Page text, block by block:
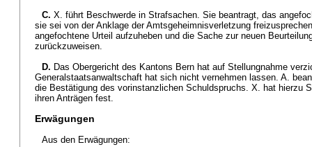
C. X. führt Beschwerde in Strafsachen. Sie beantragt, das
sie sei von der Anklage der Amtsgeheimnisverletzung
angefochtene Urteil aufzuheben und die Sache zur neuen
zurückzuweisen.
D. Das Obergericht des Kantons Bern hat auf Stellungnahme
Generalstaatsanwaltschaft hat sich nicht vernehmen lassen. A.
die Bestätigung des vorinstanzlichen Schuldspruchs. X. hat hierzu
ihren Anträgen fest.
Erwägungen
Aus den Erwägungen: